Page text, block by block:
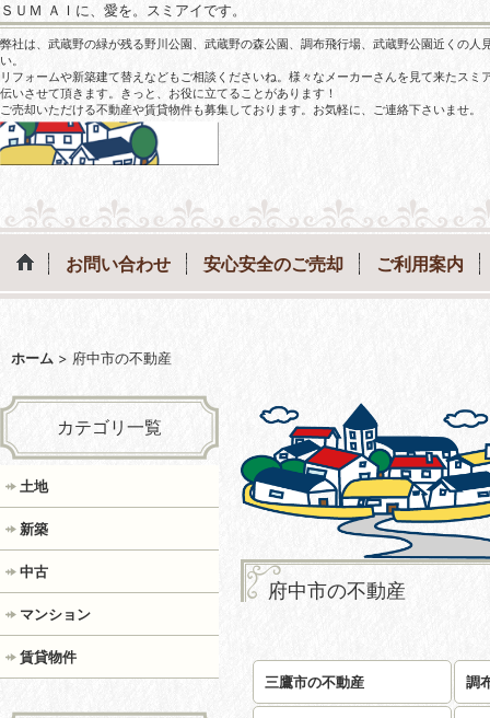
ＳＵＭ ＡＩに、愛を。スミアイです。
弊社は、武蔵野の緑が残る野川公園、武蔵野の森公園、調布飛行場、武蔵野公園近くの
い。
リフォームや新築建て替えなどもご相談くださいね。様々なメーカーさんを見て来たス
伝いさせて頂きます。きっと、お役に立てることがあります！
ご売却いただける不動産や賃貸物件も募集しております。お気軽に、ご連絡下さいませ。
お問い合わせ 安心安全のご売却 ご利用案内
ホーム > 府中市の不動産
カテゴリ一覧
土地
新築
中古
マンション
賃貸物件
府中市の不動産
三鷹市の不動産 調